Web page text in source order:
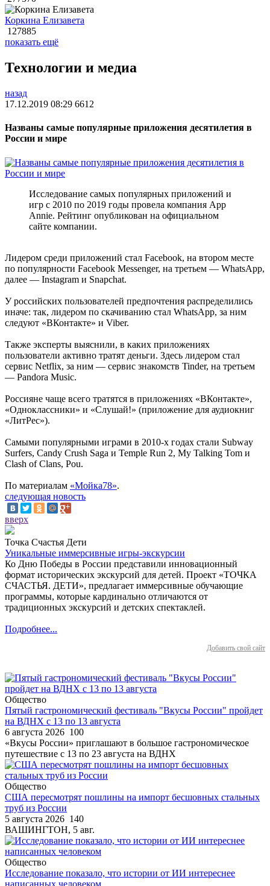
Коркина Елизавета
127885
показать ещё
Технологии и медиа
назад
17.12.2019 08:29 6612
Названы самые популярные приложения десятилетия в
России и мире
Исследование самых популярных приложений и
игр с 2010 по 2019 годы провела компания App
Annie. Рейтинг опубликован на официальном
сайте компании.
Лидером среди приложений стал Facebook, на втором месте
по популярности Facebook Messenger, на третьем — WhatsApp,
далее — Instagram и Snapchat.
У российских пользователей предпочтения распределились
иначе: так, лидером по скачиванию стал WhatsApp, за ним
следуют «ВКонтакте» и Viber.
Также эксперты выяснили, в каких приложениях
пользователи активно тратят деньги. Здесь лидером стал
сервис Netflix, за ним — сервис знакомств Tinder, на третьем
— Pandora Music.
Россияне чаще всего тратятся в приложениях «ВКонтакте»,
«Одноклассники» и «Слушай!» (приложение для аудиокниг
«ЛитРес»).
Самыми популярными играми в 2010-х годах стали Subway
Surfers, Candy Crush Saga и Temple Run 2, My Talking Tom и
Clash of Clans, Pou.
По материалам «Мойка78».
следующая новость
вверх
Точка Счастья Дети
Уникальные иммерсивные игры-экскурсии
Ко Дню Победы в России представили инновационный
формат исторических экскурсий для детей. Проект «ТОЧКА
СЧАСТЬЯ. ДЕТИ», предлагает иммерсивные обучающие
программы, которые кардинально отличаются от
традиционных экскурсий и детских спектаклей.
Подробнее...
Добавить свой сайт
Общество
Пятый гастрономический фестиваль "Вкусы России" пройдет
на ВДНХ с 13 по 13 августа
6 августа 2026 100
«Вкусы России» приглашают в большое гастрономическое
путешествие с 13 по 23 августа на ВДНХ
Общество
США пересмотрят пошлины на импорт бесшовных стальных
труб из России
5 августа 2026 140
ВАШИНГТОН, 5 авг.
Общество
Исследование показало, что истории от ИИ интереснее
написанных человеком